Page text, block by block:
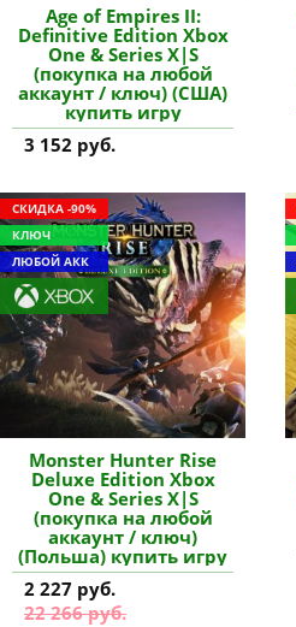
Age of Empires II:
Definitive Edition Xbox
One & Series X|S
(покупка на любой
аккаунт / ключ) (США)
купить игру
3 152 руб.
СКИДКА -90%
КЛЮЧ
ЛЮБОЙ АКК
Monster Hunter Rise
Deluxe Edition Xbox
One & Series X|S
(покупка на любой
аккаунт / ключ)
(Польша) купить игру
2 227 руб.
22 266 руб.